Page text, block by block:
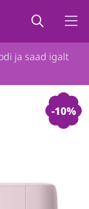
ja saad igalt
-10%